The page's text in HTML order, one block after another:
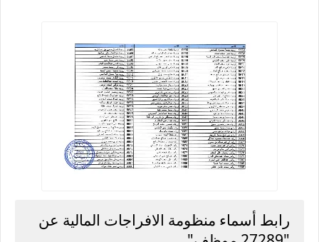
رابط أسماء منظومة الافراجات المالية عن